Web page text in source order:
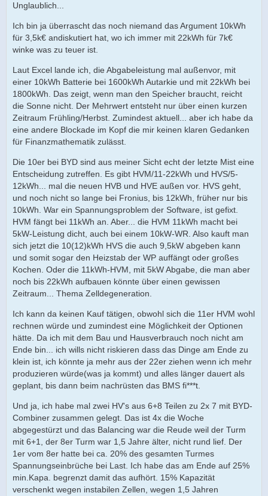
Unglaublich...
Ich bin ja überrascht das noch niemand das Argument 10kWh
für 3,5k€ andiskutiert hat, wo ich immer mit 22kWh für 7k€
winke was zu teuer ist.
Laut Excel lande ich, die Abgabeleistung mal außenvor, mit
einer 10kWh Batterie bei 1600kWh Autarkie und mit 22kWh bei
1800kWh. Das zeigt, wenn man den Speicher braucht, reicht
die Sonne nicht. Der Mehrwert entsteht nur über einen kurzen
Zeitraum Frühling/Herbst. Zumindest aktuell... aber ich habe da
eine andere Blockade im Kopf die mir keinen klaren Gedanken
für Finanzmathematik zulässt.
Die 10er bei BYD sind aus meiner Sicht echt der letzte Mist eine
Entscheidung zutreffen. Es gibt HVM/11-22kWh und HVS/5-
12kWh... mal die neuen HVB und HVE außen vor. HVS geht,
und noch nicht so lange bei Fronius, bis 12kWh, früher nur bis
10kWh. War ein Spannungsproblem der Software, ist gefixt.
HVM fängt bei 11kWh an. Aber... die HVM 11kWh macht bei
5kW-Leistung dicht, auch bei einem 10kW-WR. Also kauft man
sich jetzt die 10(12)kWh HVS die auch 9,5kW abgeben kann
und somit sogar den Heizstab der WP auffängt oder großes
Kochen. Oder die 11kWh-HVM, mit 5kW Abgabe, die man aber
noch bis 22kWh aufbauen könnte über einen gewissen
Zeitraum... Thema Zelldegeneration.
Ich kann da keinen Kauf tätigen, obwohl sich die 11er HVM wohl
rechnen würde und zumindest eine Möglichkeit der Optionen
hätte. Da ich mit dem Bau und Hausverbrauch noch nicht am
Ende bin... ich wills nicht riskieren dass das Dinge am Ende zu
klein ist, ich könnte ja mehr aus der 22er ziehen wenn ich mehr
produzieren würde(was ja kommt) und alles länger dauert als
geplant, bis dann beim nachrüsten das BMS fi***t.
Und ja, ich habe mal zwei HV's aus 6+8 Teilen zu 2x 7 mit BYD-
Combiner zusammen gelegt. Das ist 4x die Woche
abgegestürzt und das Balancing war die Reude weil der Turm
mit 6+1, der 8er Turm war 1,5 Jahre älter, nicht rund lief. Der
1er vom 8er hatte bei ca. 20% des gesamten Turmes
Spannungseinbrüche bei Last. Ich habe das am Ende auf 25%
min.Kapa. begrenzt damit das aufhört. 15% Kapazität
verschenkt wegen instabilen Zellen, wegen 1,5 Jahren